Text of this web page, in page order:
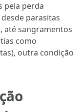
pela perda
parasitas
até sangramentos
como
outra condição